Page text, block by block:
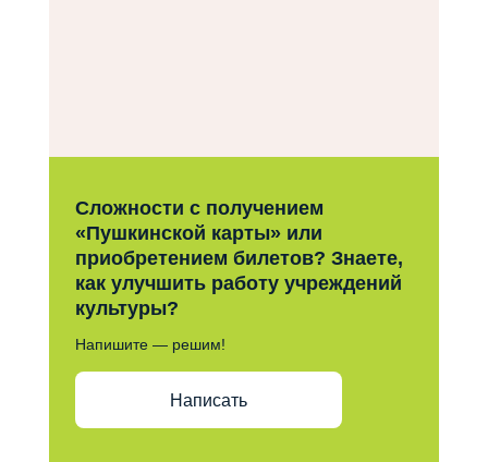
Сложности с получением
«Пушкинской карты» или
приобретением билетов? Знаете,
как улучшить работу учреждений
культуры?
Напишите — решим!
Написать